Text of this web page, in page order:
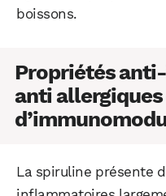
boissons.
Propriétés
anti
La spiruline présente